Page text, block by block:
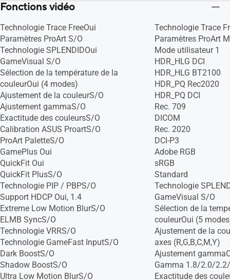
Fonctions vidéo
Technologie Trace FreeOui
Paramètres ProArt S/O
Technologie SPLENDIDOui
GameVisual S/O
Sélection de la température de la
couleurOui (4 modes)
Ajustement de la couleurS/O
Ajustement gammaS/O
Exactitude des couleursS/O
Calibration ASUS ProartS/O
ProArt PaletteS/O
GamePlus Oui
QuickFit Oui
QuickFit PlusS/O
Technologie PIP / PBPS/O
Support HDCP Oui, 1.4
Extreme Low Motion BlurS/O
ELMB SyncS/O
Technologie VRRS/O
Technologie GameFast InputS/O
Dark BoostS/O
Shadow BoostS/O
Ultra Low Motion BlurS/O
Technologie Trace
Paramètres ProArt
Mode utilisateur 1
HDR_HLG DCI
HDR_HLG BT2100
HDR_PQ Rec2020
HDR_PQ DCI
Rec. 709
DICOM
Rec. 2020
DCI-P3
Adobe RGB
sRGB
Standard
Technologie
GameVisual S/O
Sélection de la
couleurOui (5
Ajustement de la
axes (R,G,B,C,M,Y)
Ajustement
Gamma 1.8/2.0/
Exactitude des